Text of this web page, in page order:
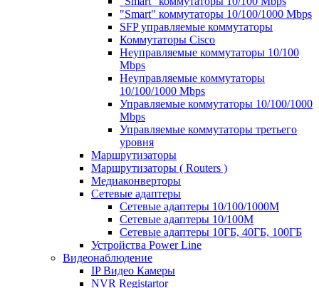
"Smart" коммутаторы 10/100/1000 Mbps
SFP управляемые коммутаторы
Коммутаторы Cisco
Неуправляемые коммутаторы 10/100
Mbps
Неуправляемые коммутаторы
10/100/1000 Mbps
Управляемые коммутаторы 10/100/1000
Mbps
Управляемые коммутаторы третьего
уровня
Маршрутизаторы
Маршрутизаторы ( Routers )
Медиаконверторы
Сетевые адаптеры
Сетевые адаптеры 10/100/1000М
Сетевые адаптеры 10/100M
Сетевые адаптеры 10ГБ, 40ГБ, 100ГБ
Устройства Power Line
Видеонаблюдение
IP Видео Камеры
NVR Registartor